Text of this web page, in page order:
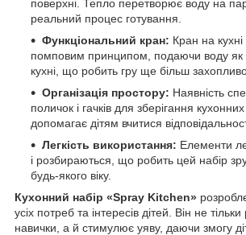
поверхні. Тепло перетворює воду на
реальний процес готування.
Функціональний кран: Кран на
помповим принципом, подаючи воду як
кухні, що робить гру ще більш
Організація простору: Наявність
поличок і гачків для зберігання
допомагає дітям вчитися
Легкість використання: Елементи
і розбираються, що робить цей набір
будь-якого віку.
Кухонний набір «Spray Kitchen»
усіх потреб та інтересів дітей. Він не
навички, а й стимулює уяву, даючи змогу